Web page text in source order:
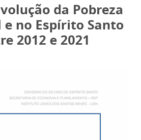
da Pobreza
e no Espírito Santo
2012 e 2021